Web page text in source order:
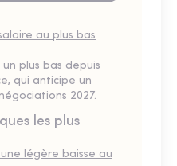
au plus bas
un plus bas depuis
qui anticipe un
2027.
les plus
légère baisse au